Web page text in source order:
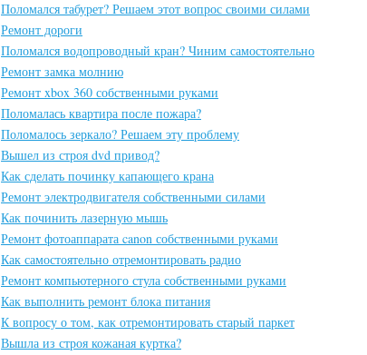
Поломался табурет? Решаем этот вопрос своими силами
Ремонт дороги
Поломался водопроводный кран? Чиним самостоятельно
Ремонт замка молнию
Ремонт xbox 360 собственными руками
Поломалась квартира после пожара?
Поломалось зеркало? Решаем эту проблему
Вышел из строя dvd привод?
Как сделать починку капающего крана
Ремонт электродвигателя собственными силами
Как починить лазерную мышь
Ремонт фотоаппарата canon собственными руками
Как самостоятельно отремонтировать радио
Ремонт компьютерного стула собственными руками
Как выполнить ремонт блока питания
К вопросу о том, как отремонтировать старый паркет
Вышла из строя кожаная куртка?